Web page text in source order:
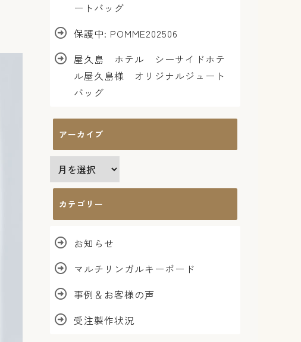
ートバッグ
保護中: POMME202506
屋久島 ホテル シーサイドホテ
ル屋久島様 オリジナルジュート
バッグ
アーカイブ
ー
カ
ブ
カテゴリー
お知らせ
マルチリンガルキーボード
事例＆お客様の声
受注製作状況